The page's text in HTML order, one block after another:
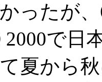
ったが
2000で
夏から